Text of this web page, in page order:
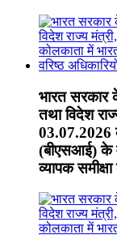
भारत सरकार
तथा विदेश
03.07.2026
(बीएसआई) के
व्यापक